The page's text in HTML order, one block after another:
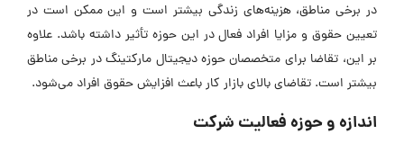
در برخی مناطق، هزینه‌های زندگی بیشتر است و این ممکن است در
تعیین حقوق و مزایا افراد فعال در این حوزه تأثیر داشته باشد. علاوه
بر این، تقاضا برای متخصصان حوزه دیجیتال مارکتینگ در برخی مناطق
بیشتر است. تقاضای بالای بازار کار باعث افزایش حقوق افراد می‌شود.
اندازه و حوزه فعالیت شرکت